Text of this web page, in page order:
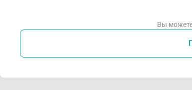
Вы